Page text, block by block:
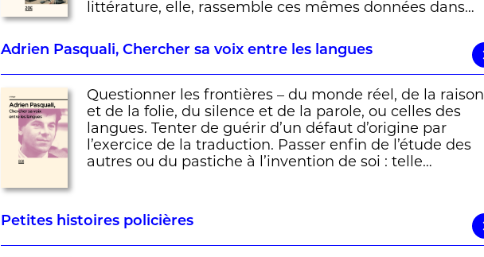
littérature, elle, rassemble ces mêmes données dans…
Adrien Pasquali, Chercher sa voix entre les langues
Questionner les frontières – du monde réel, de la raison
et de la folie, du silence et de la parole, ou celles des
langues. Tenter de guérir d’un défaut d’origine par
l’exercice de la traduction. Passer enfin de l’étude des
autres ou du pastiche à l’invention de soi : telle…
Petites histoires policières